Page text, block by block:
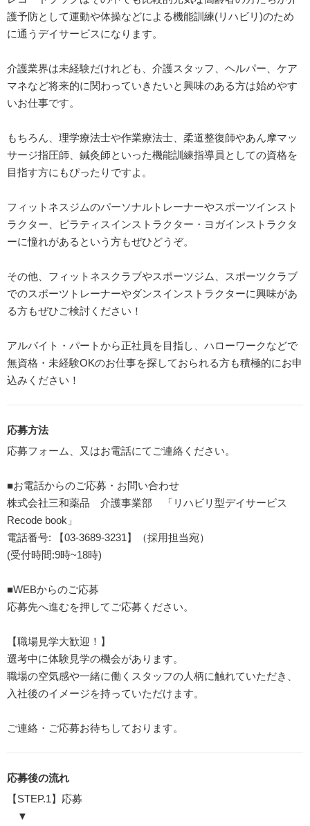
護予防として運動や体操などによる機能訓練(リハビリ)のため
に通うデイサービスになります。
介護業界は未経験だけれども、介護スタッフ、ヘルパー、ケア
マネなど将来的に関わっていきたいと興味のある方は始めやす
いお仕事です。
もちろん、理学療法士や作業療法士、柔道整復師やあん摩マッ
サージ指圧師、鍼灸師といった機能訓練指導員としての資格を
目指す方にもぴったりですよ。
フィットネスジムのパーソナルトレーナーやスポーツインスト
ラクター、ピラティスインストラクター・ヨガインストラクタ
ーに憧れがあるという方もぜひどうぞ。
その他、フィットネスクラブやスポーツジム、スポーツクラブ
でのスポーツトレーナーやダンスインストラクターに興味があ
る方もぜひご検討ください！
アルバイト・パートから正社員を目指し、ハローワークなどで
無資格・未経験OKのお仕事を探しておられる方も積極的にお申
込みください！
応募方法
応募フォーム、又はお電話にてご連絡ください。
■お電話からのご応募・お問い合わせ
株式会社三和薬品 介護事業部 「リハビリ型デイサービス
Recode book」
電話番号: 【03-3689-3231】（採用担当宛）
(受付時間:9時~18時)
■WEBからのご応募
応募先へ進むを押してご応募ください。
【職場見学大歓迎！】
選考中に体験見学の機会があります。
職場の空気感や一緒に働くスタッフの人柄に触れていただき、
入社後のイメージを持っていただけます。
ご連絡・ご応募お待ちしております。
応募後の流れ
【STEP.1】応募
▼